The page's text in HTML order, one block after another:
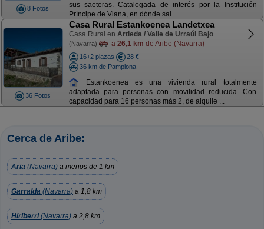
8 Fotos
sus saeteras. Catalogada de interés por la Institución
Príncipe de Viana, en dónde sal ...
36 Fotos
Casa Rural Estankoenea Landetxea
Casa Rural en Artieda / Valle de Urraúl Bajo
(Navarra) a 26,1 km de Aribe (Navarra)
16+2 plazas
28 €
36 km de Pamplona
Estankoenea es una vivienda rural totalmente
adaptada para personas con movilidad reducida. Con
capacidad para 16 personas más 2, de alquile ...
Cerca de Aribe:
Aria (Navarra) a menos de 1 km
Garralda (Navarra) a 1,8 km
Hiriberri(Navarra) a 2,8 km